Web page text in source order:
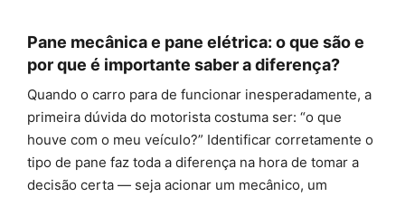
Pane mecânica e pane elétrica: o que são e
por que é importante saber a diferença?
Quando o carro para de funcionar inesperadamente, a
primeira dúvida do motorista costuma ser: “o que
houve com o meu veículo?” Identificar corretamente o
tipo de pane faz toda a diferença na hora de tomar a
decisão certa — seja acionar um mecânico, um